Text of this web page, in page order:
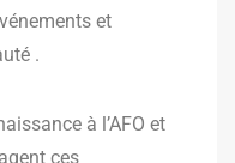
et
​.
à l’AFO et
ces